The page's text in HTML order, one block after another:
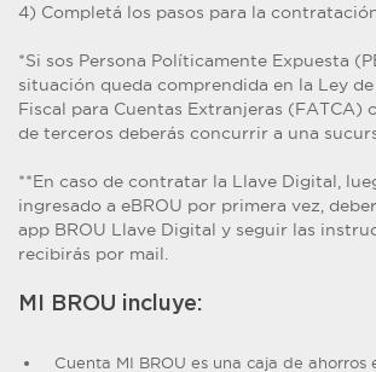
4) Completá los pasos para la
*Si sos Persona Políticamente Expuesta
situación queda comprendida en la Ley
Fiscal para Cuentas Extranjeras (FATCA)
de terceros deberás concurrir a una
**En caso de contratar la Llave Digital,
ingresado a eBROU por primera vez,
app BROU Llave Digital y seguir las
recibirás por mail.
MI BROU incluye:
Cuenta MI BROU es una caja de ahorros